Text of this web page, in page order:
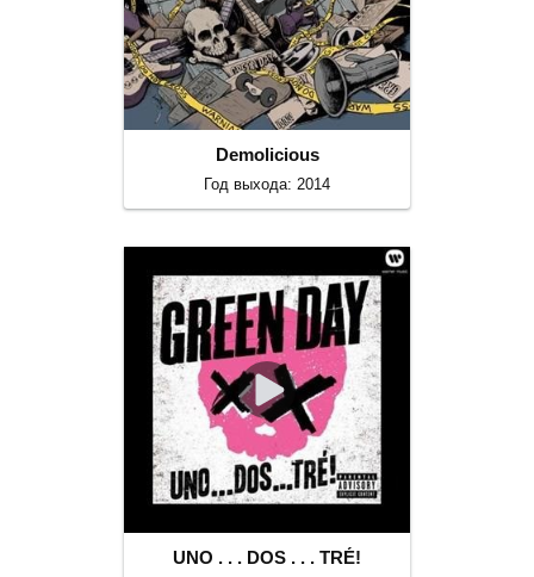
Demolicious
Год выхода: 2014
UNO . . . DOS . . . TRÉ!